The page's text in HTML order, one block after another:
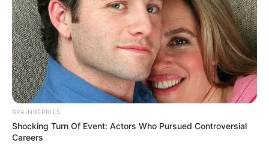
BRAINBERRIES
Shocking Turn Of Event: Actors Who Pursued Controversial
Careers